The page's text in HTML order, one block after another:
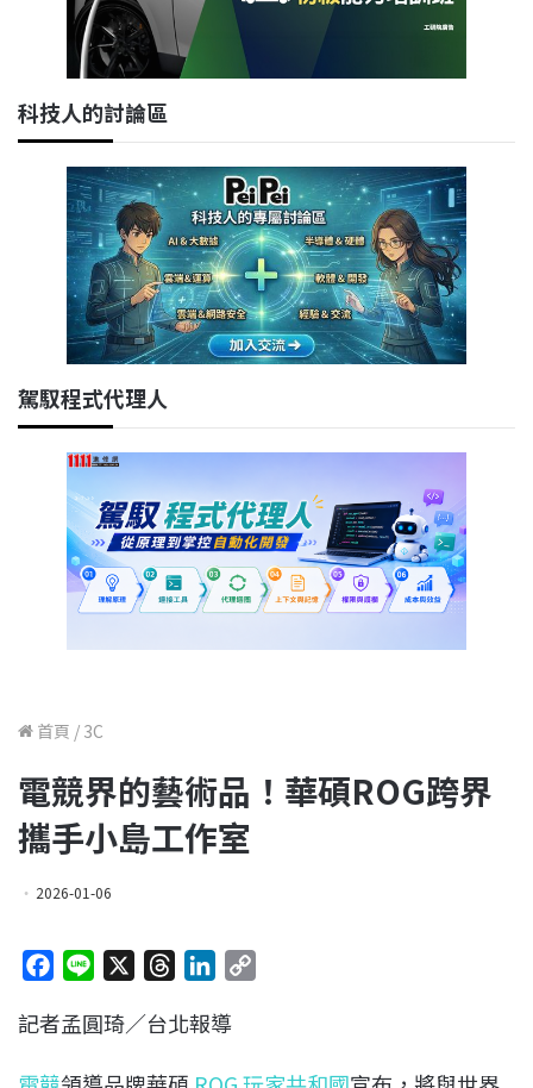
科技人的討論區
駕馭程式代理人